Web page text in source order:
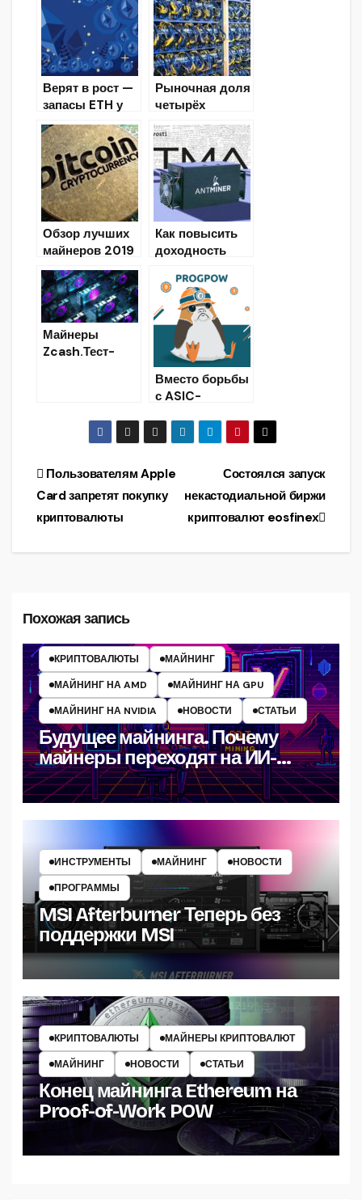
майнеров?
биткоина в
Москве
Верят в рост —
запасы ETH у
майнеров
приблизились к
рекордным
максимумам
Рыночная доля
четырёх
производителе
й биткоин-
майнеров
достигнет 98%
Обзор лучших
майнеров 2019
года
Как повысить
доходность
— Прошивка
Antminer
Майнеры
Zcash.Тест-
Bminer.
Вместо борьбы
с ASIC-
ProgPoW
способен
них добычу
Ethereum
Навигация
по
записям
Состоялся запуск
некастодиальной биржи
криптовалют eosfinex
Пользователям Apple
Card запретят покупку
криптовалюты
Похожая запись
КРИПТОВАЛЮТЫ
МАЙНИНГ
МАЙНИНГ НА AMD
МАЙНИНГ НА GPU
МАЙНИНГ НА NVIDIA
НОВОСТИ СТАТЬИ
Будущее майнинга. Почему
майнеры переходят на ИИ-
вычисления в 2025 году?
ИНСТРУМЕНТЫ МАЙНИНГ
НОВОСТИ
ПРОГРАММЫ
MSI Afterburner Теперь без
поддержки MSI
КРИПТОВАЛЮТЫ
МАЙНЕРЫ КРИПТОВАЛЮТ
МАЙНИНГ
НОВОСТИ СТАТЬИ
Конец майнинга Ethereum на
Proof-of-Work POW